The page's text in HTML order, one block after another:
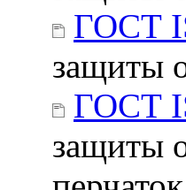
ГОСТ
защиты
ГОСТ
защиты